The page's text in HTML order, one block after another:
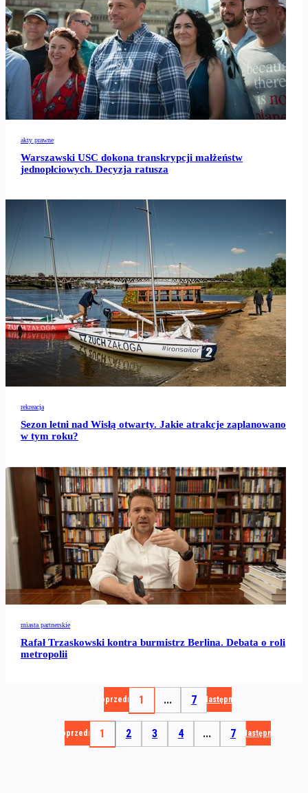
akty prawne
Warszawski USC dokona transkrypcji małżeństw
jednopłciowych. Decyzja ratusza
rekreacja
Sezon letni nad Wisłą otwarty. Jakie atrakcje zaplanowano
w tym roku?
miasta partnerskie
Rafał Trzaskowski kontra burmistrz Berlina. Debata o roli
metropolii
Poprzednia 1 ... 7 Następna
Poprzednia 1 2 3 4 ... 7 Następna